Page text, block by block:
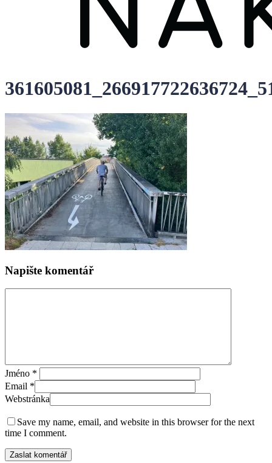
Napište komentář
Jméno *
Email *
Webstránka
Save my name, email, and website in this browser for the next
time I comment.